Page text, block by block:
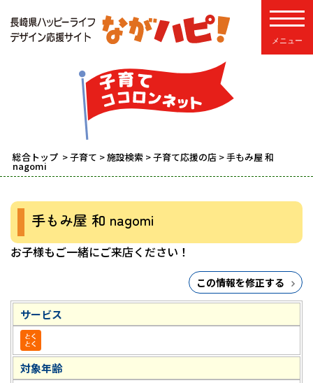
総合トップ >子育て >施設検索 >子育て応援の店 > 手もみ屋 和
nagomi
手もみ屋 和 nagomi
お子様もご一緒にご来店ください！
この情報を修正する
サービス
対象年齢